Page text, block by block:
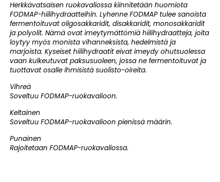
Herkkävatsaisen ruokavaliossa kiinnitetään huomiota
FODMAP-hiilihydraatteihin. Lyhenne FODMAP tulee sanoista
fermentoituvat oligosakkaridit, disakkaridit, monosakkaridit
ja polyolit. Nämä ovat imeytymättömiä hiilihydraatteja, joita
loytyy myös monista vihanneksista, hedelmistä ja
marjoista. Kyseiset hiilihydraatit eivat imeydy ohutsuolessa
vaan kulkeutuvat paksusuoleen, jossa ne fermentoituvat ja
tuottavat osalle ihmisistä suolisto-oireita.
Vihreä
Soveltuu FODMAP-ruokavalioon.
Keltainen
Soveltuu FODMAP-ruokavalioon pienissä määrin.
Punainen
Rajoitetaan FODMAP-ruokavaliossa.